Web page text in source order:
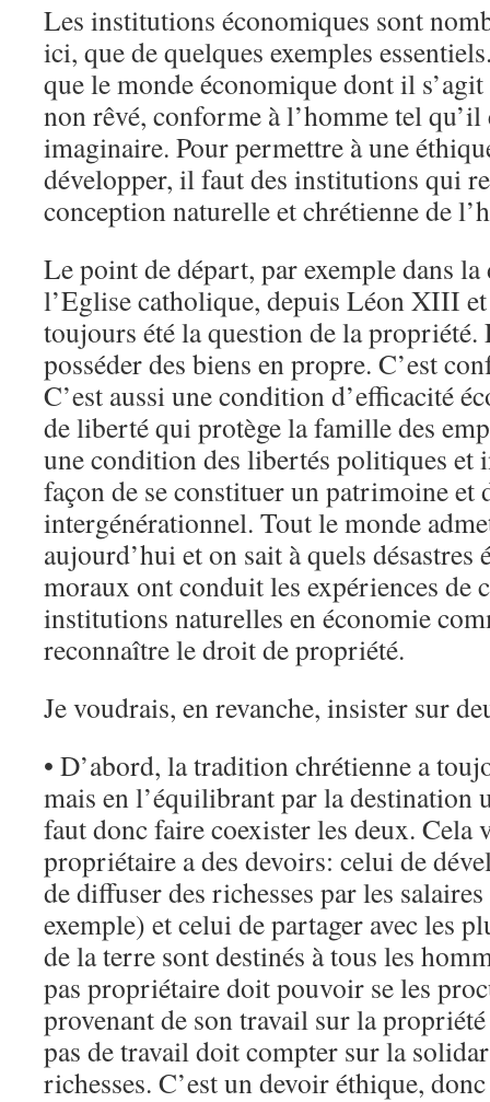
Les institutions économiques sont
ici, que de quelques exemples
que le monde économique dont il
non rêvé, conforme à l’homme tel qu’il
imaginaire. Pour permettre à une
développer, il faut des institutions qui
conception naturelle et chrétienne de
Le point de départ, par exemple dans
l’Eglise catholique, depuis Léon XIII
toujours été la question de la propriété.
posséder des biens en propre. C’est
C’est aussi une condition d’efficacité
de liberté qui protège la famille des
une condition des libertés politiques et
façon de se constituer un patrimoine et
intergénérationnel. Tout le monde
aujourd’hui et on sait à quels
moraux ont conduit les expériences de
institutions naturelles en économie
reconnaître le droit de propriété.
Je voudrais, en revanche, insister sur
• D’abord, la tradition chrétienne a
mais en l’équilibrant par la destination
faut donc faire coexister les deux. Cela
propriétaire a des devoirs: celui de
de diffuser des richesses par les
exemple) et celui de partager avec les
de la terre sont destinés à tous les
pas propriétaire doit pouvoir se les
provenant de son travail sur la
pas de travail doit compter sur la
richesses. C’est un devoir éthique,